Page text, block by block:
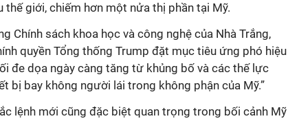
thế giới, chiếm hơn một nửa thị phần tại Mỹ.
Chính sách khoa học và công nghệ của Nhà Trắng,
quyền Tổng thống Trump đặt mục tiêu ứng phó hiệu
đe dọa ngày càng tăng từ khủng bố và các thế lực
bị bay không người lái trong không phận của Mỹ.”
lệnh mới cũng đặc biệt quan trọng trong bối cảnh Mỹ